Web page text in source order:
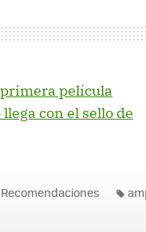
película
con el sello de
Recomendaciones